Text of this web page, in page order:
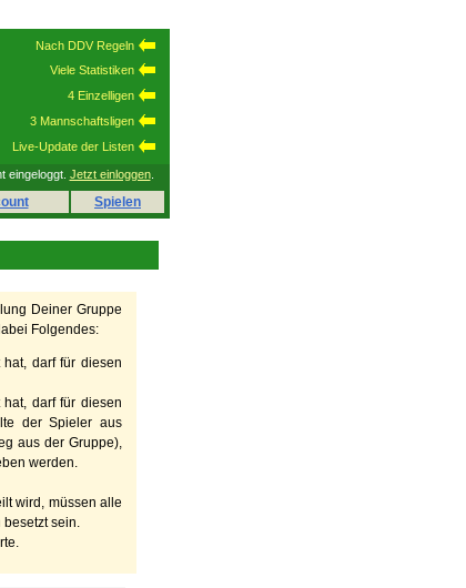
Nach DDV Regeln
Viele Statistiken
4 Einzelligen
3 Mannschaftsligen
Live-Update der Listen
eingeloggt. Jetzt einloggen.
Spielen
Deiner Gruppe
Folgendes:
darf für diesen
darf für diesen
der Spieler aus
aus der Gruppe),
werden.
wird, müssen alle
sein.